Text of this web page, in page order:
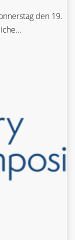
den 19.